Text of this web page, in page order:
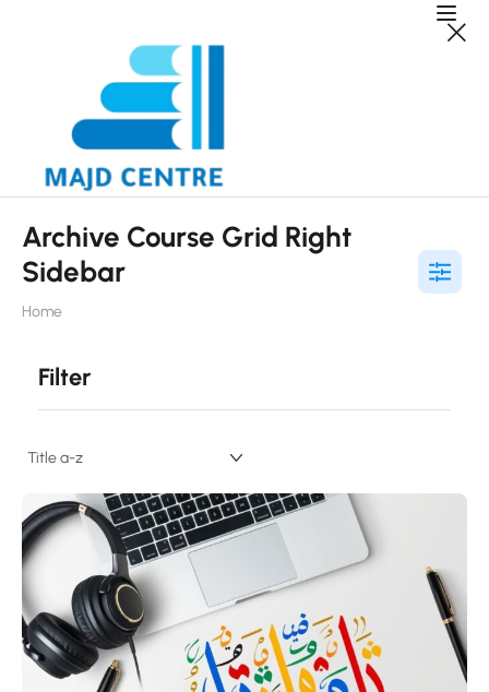
Archive Course Grid Right
Sidebar
Home
Filter